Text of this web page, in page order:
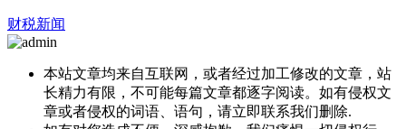
财税新闻
本站文章均来自互联网，或者经过加工修改的文章，站
长精力有限，不可能每篇文章都逐字阅读。如有侵权文
章或者侵权的词语、语句，请立即联系我们删除.